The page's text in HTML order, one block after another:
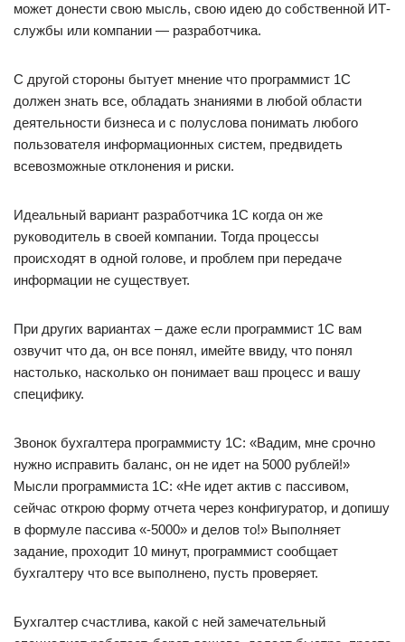
может донести свою мысль, свою идею до собственной ИТ-
службы или компании — разработчика.
С другой стороны бытует мнение что программист 1С
должен знать все, обладать знаниями в любой области
деятельности бизнеса и с полуслова понимать любого
пользователя информационных систем, предвидеть
всевозможные отклонения и риски.
Идеальный вариант разработчика 1С когда он же
руководитель в своей компании. Тогда процессы
происходят в одной голове, и проблем при передаче
информации не существует.
При других вариантах – даже если программист 1С вам
озвучит что да, он все понял, имейте ввиду, что понял
настолько, насколько он понимает ваш процесс и вашу
специфику.
Звонок бухгалтера программисту 1С: «Вадим, мне срочно
нужно исправить баланс, он не идет на 5000 рублей!»
Мысли программиста 1С: «Не идет актив с пассивом,
сейчас открою форму отчета через конфигуратор, и допишу
в формуле пассива «-5000» и делов то!» Выполняет
задание, проходит 10 минут, программист сообщает
бухгалтеру что все выполнено, пусть проверяет.
Бухгалтер счастлива, какой с ней замечательный